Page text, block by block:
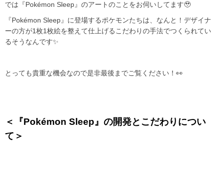
では『Pokémon Sleep』のアートのことをお伺いしてます🥹
『Pokémon Sleep』に登場するポケモンたちは、なんと！デザイナ
ーの方が1枚1枚絵を整えて仕上げるこだわりの手法でつくられてい
るそうなんです✨
とっても貴重な機会なので是非最後までご覧ください！👀
＜『Pokémon Sleep』の開発とこだわりについ
て＞